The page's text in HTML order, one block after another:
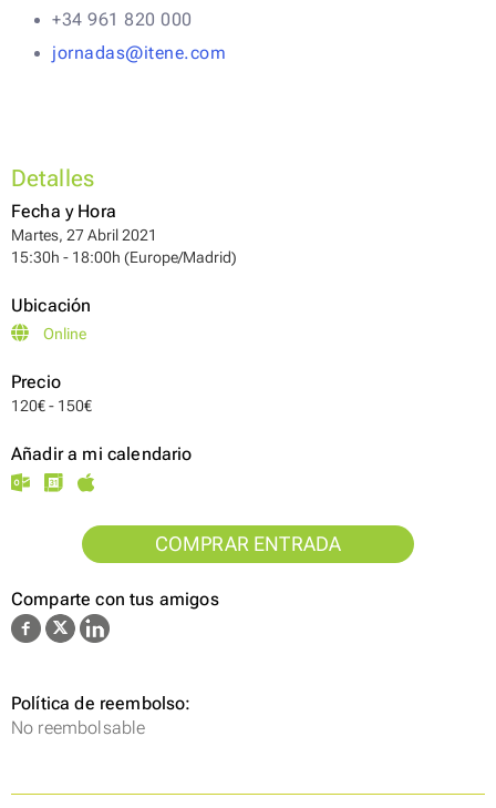
+34 961 820 000
jornadas@itene.com
Detalles
Fecha y Hora
Martes, 27 Abril 2021
15:30h - 18:00h (Europe/Madrid)
Ubicación
Online
Precio
120€ - 150€
Añadir a mi calendario
COMPRAR ENTRADA
Comparte con tus amigos
Política de reembolso:
No reembolsable